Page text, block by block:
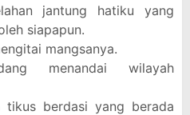
jantung hatiku yang
siapapun.
mangsanya.
menandai wilayah
berdasi yang berada